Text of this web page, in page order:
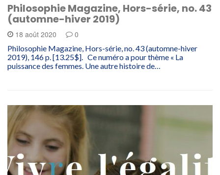
Philosophie Magazine, Hors-série, no. 43
(automne-hiver 2019)
18 août 2020 0
Philosophie Magazine, Hors-série, no. 43 (automne-hiver
2019), 146 p. [13.25$]. Ce numéro a pour thème « La
puissance des femmes. Une autre histoire de…